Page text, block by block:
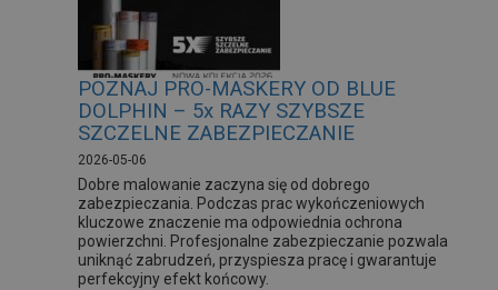
POZNAJ PRO-MASKERY OD BLUE
DOLPHIN – 5x RAZY SZYBSZE
SZCZELNE ZABEZPIECZANIE
2026-05-06
Dobre malowanie zaczyna się od dobrego
zabezpieczania. Podczas prac wykończeniowych
kluczowe znaczenie ma odpowiednia ochrona
powierzchni. Profesjonalne zabezpieczanie pozwala
uniknąć zabrudzeń, przyspiesza pracę i gwarantuje
perfekcyjny efekt końcowy.